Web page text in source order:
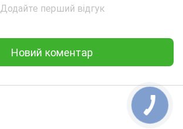
Додайте перший відгук
Новий коментар